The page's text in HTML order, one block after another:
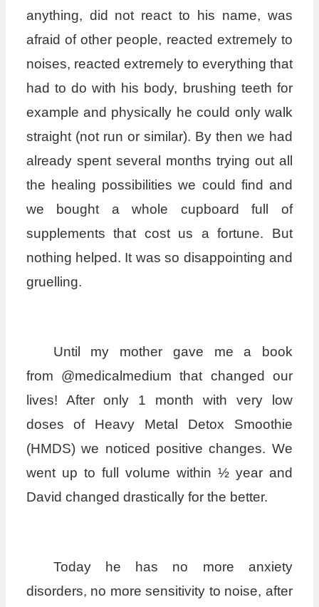
anything, did not react to his name, was
afraid of other people, reacted extremely to
noises, reacted extremely to everything that
had to do with his body, brushing teeth for
example and physically he could only walk
straight (not run or similar). By then we had
already spent several months trying out all
the healing possibilities we could find and
we bought a whole cupboard full of
supplements that cost us a fortune. But
nothing helped. It was so disappointing and
gruelling.
Until my mother gave me a book
from @medicalmedium that changed our
lives! After only 1 month with very low
doses of Heavy Metal Detox Smoothie
(HMDS) we noticed positive changes. We
went up to full volume within ½ year and
David changed drastically for the better.
Today he has no more anxiety
disorders, no more sensitivity to noise, after